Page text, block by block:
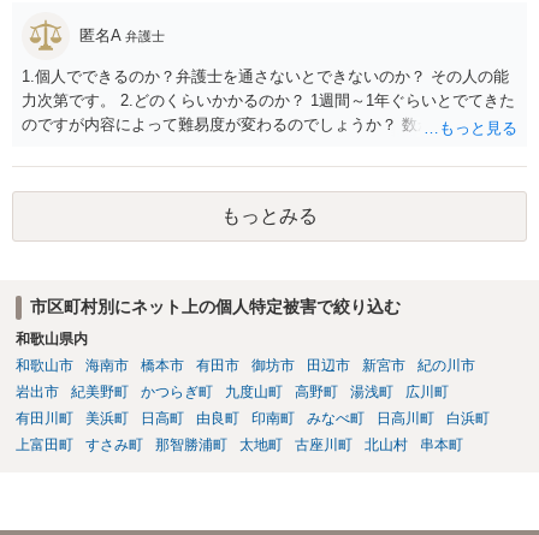
ですが、もし前者であれば、書類の再送要請にはあまり意味はなく、
要が出てきます。 あなたと夫との夫婦関係の状況（別居中なのか、夫
婦関係は良好なのか、あなたが夫へ嘘をついたのか等）がよくわから
ないところがあり、実際にどのような対応がベターなのかを正確に検
匿名A 弁護士
1.個人でできるのか？弁護士を通さないとできないのか？ その人の能
力次第です。 2.どのくらいかかるのか？ 1週間～1年ぐらいとでてきた
のですが内容によって難易度が変わるのでしょうか？ 数か月の印象が
中傷していないアカウントを開示請求してしまった場合はどうなるの
か？ 開示が通らないことはありうるでしょう。
もっとみる
市区町村別にネット上の個人特定被害で絞り込む
和歌山県内
和歌山市
海南市 橋本市 有田市 御坊市 田辺市 新宮市
紀の川市
岩出市
紀美野町 かつらぎ町 九度山町 高野町 湯浅町
広川町
有田川町
美浜町 日高町 由良町 印南町 みなべ町 日高川町
白浜町
上富田町
すさみ町 那智勝浦町 太地町 古座川町 北山村 串本町